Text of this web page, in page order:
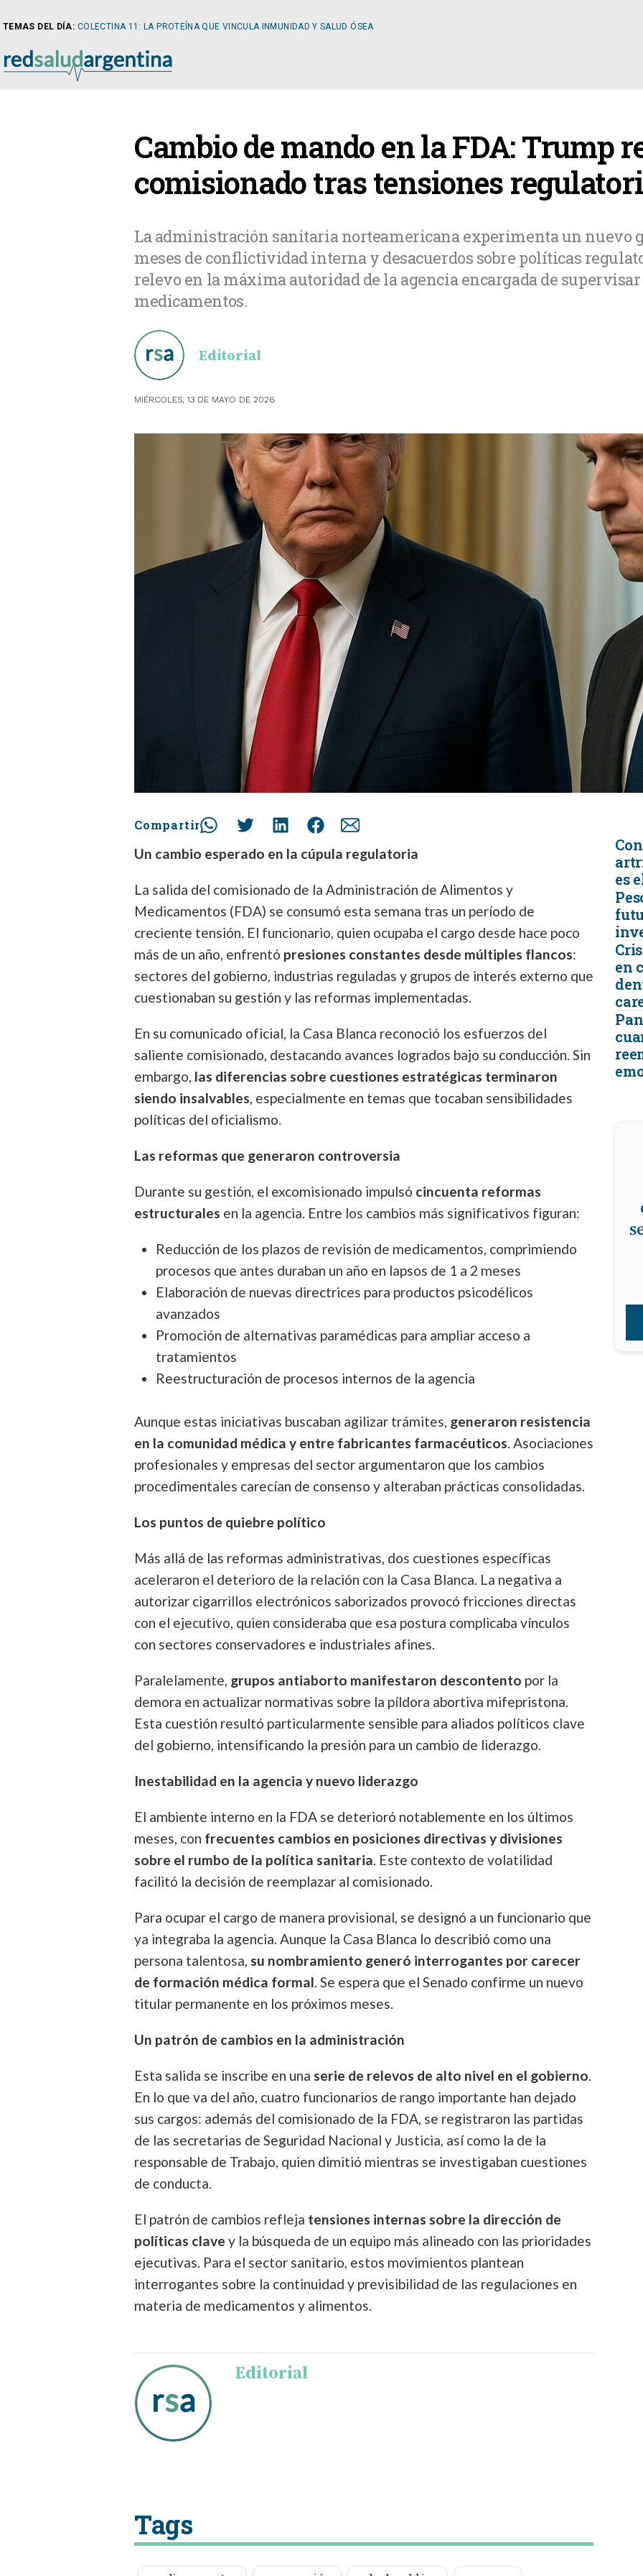
TEMAS DEL DÍA: COLECTINA 11: LA PROTEÍNA QUE VINCULA INMUNIDAD Y SALUD ÓSEA
CARDIOLOGÍA CIRUGÍA GENERAL
DIABETOLOGÍA
Cambio de mando en la FDA: Trump
comisionado tras tensiones
La administración sanitaria norteamericana experimenta un nuevo
meses de conflictividad interna y desacuerdos sobre políticas
relevo en la máxima autoridad de la agencia encargada de
medicamentos.
Editorial
MIÉRCOLES, 13 DE MAYO DE 2026
Compartir
Un cambio esperado en la cúpula regulatoria
La salida del comisionado de la Administración de Alimentos y
Medicamentos (FDA) se consumó esta semana tras un período de
creciente tensión. El funcionario, quien ocupaba el cargo desde hace poco
más de un año, enfrentó presiones constantes desde múltiples flancos:
sectores del gobierno, industrias reguladas y grupos de interés externo que
cuestionaban su gestión y las reformas implementadas.
En su comunicado oficial, la Casa Blanca reconoció los esfuerzos del
saliente comisionado, destacando avances logrados bajo su conducción. Sin
embargo, las diferencias sobre cuestiones estratégicas terminaron
siendo insalvables, especialmente en temas que tocaban sensibilidades
políticas del oficialismo.
Las reformas que generaron controversia
Durante su gestión, el excomisionado impulsó cincuenta reformas
estructurales en la agencia. Entre los cambios más significativos figuran:
Reducción de los plazos de revisión de medicamentos, comprimiendo
procesos que antes duraban un año en lapsos de 1 a 2 meses
Elaboración de nuevas directrices para productos psicodélicos
avanzados
Promoción de alternativas paramédicas para ampliar acceso a
tratamientos
Reestructuración de procesos internos de la agencia
Aunque estas iniciativas buscaban agilizar trámites, generaron resistencia
en la comunidad médica y entre fabricantes farmacéuticos. Asociaciones
profesionales y empresas del sector argumentaron que los cambios
procedimentales carecían de consenso y alteraban prácticas consolidadas.
Los puntos de quiebre político
Más allá de las reformas administrativas, dos cuestiones específicas
aceleraron el deterioro de la relación con la Casa Blanca. La negativa a
autorizar cigarrillos electrónicos saborizados provocó fricciones directas
con el ejecutivo, quien consideraba que esa postura complicaba vínculos
con sectores conservadores e industriales afines.
Paralelamente, grupos antiaborto manifestaron descontento por la
demora en actualizar normativas sobre la píldora abortiva mifepristona.
Esta cuestión resultó particularmente sensible para aliados políticos clave
del gobierno, intensificando la presión para un cambio de liderazgo.
Inestabilidad en la agencia y nuevo liderazgo
El ambiente interno en la FDA se deterioró notablemente en los últimos
meses, con frecuentes cambios en posiciones directivas y divisiones
sobre el rumbo de la política sanitaria. Este contexto de volatilidad
facilitó la decisión de reemplazar al comisionado.
Para ocupar el cargo de manera provisional, se designó a un funcionario que
ya integraba la agencia. Aunque la Casa Blanca lo describió como una
persona talentosa, su nombramiento generó interrogantes por carecer
de formación médica formal. Se espera que el Senado confirme un nuevo
titular permanente en los próximos meses.
Un patrón de cambios en la administración
Esta salida se inscribe en una serie de relevos de alto nivel en el gobierno.
En lo que va del año, cuatro funcionarios de rango importante han dejado
sus cargos: además del comisionado de la FDA, se registraron las partidas
de las secretarias de Seguridad Nacional y Justicia, así como la de la
responsable de Trabajo, quien dimitió mientras se investigaban cuestiones
de conducta.
El patrón de cambios refleja tensiones internas sobre la dirección de
políticas clave y la búsqueda de un equipo más alineado con las prioridades
ejecutivas. Para el sector sanitario, estos movimientos plantean
interrogantes sobre la continuidad y previsibilidad de las regulaciones en
materia de medicamentos y alimentos.
Editorial
Tags
es
en